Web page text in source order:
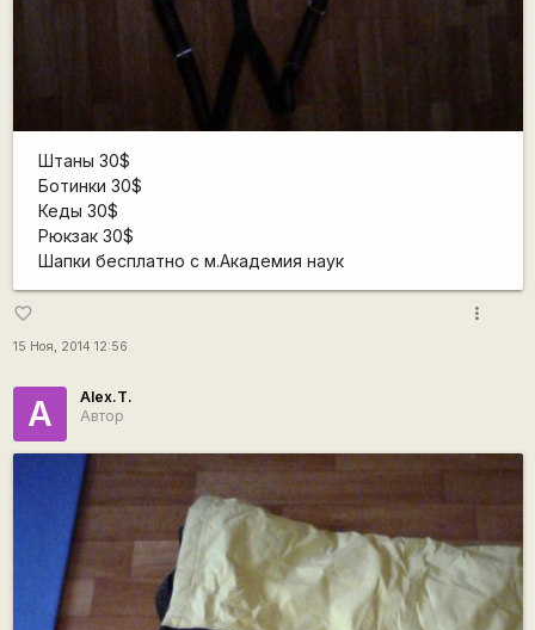
Штаны 30$
Ботинки 30$
Кеды 30$
Рюкзак 30$
Шапки бесплатно с м.Академия наук
favorite_border
15 Ноя, 2014 12:56
more_vert
A
Alex.T.
Автор